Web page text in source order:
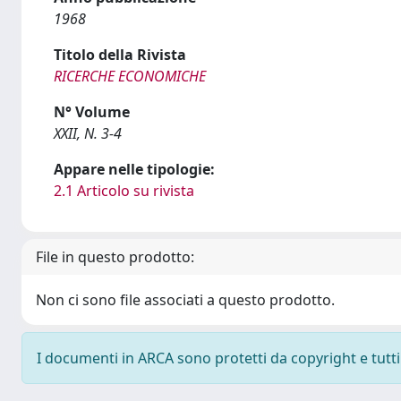
1968
Titolo della Rivista
RICERCHE ECONOMICHE
N° Volume
XXII, N. 3-4
Appare nelle tipologie:
2.1 Articolo su rivista
File in questo prodotto:
Non ci sono file associati a questo prodotto.
I documenti in ARCA sono protetti da copyright e